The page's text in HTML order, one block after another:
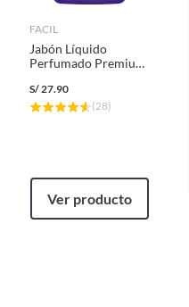
los jabones líquidos te
tu hogar. ¡Encuentra la
FACIL
Jabón Líquido
Perfumado Premium
S/27.90
(28)
Ver producto